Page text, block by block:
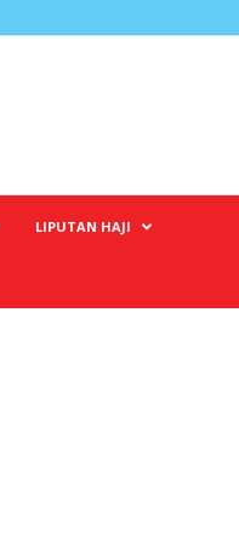
LIPUTAN HAJI